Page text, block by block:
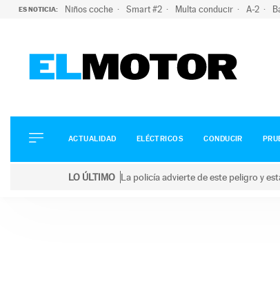
ES NOTICIA: Niños coche Smart #2 Multa conducir A-2
ELÉCTRICOS
CONDUCIR
ACTUALIDAD ELÉCTRICOS CONDUCIR
LO ÚLTIMO La policía advierte de este peligro y